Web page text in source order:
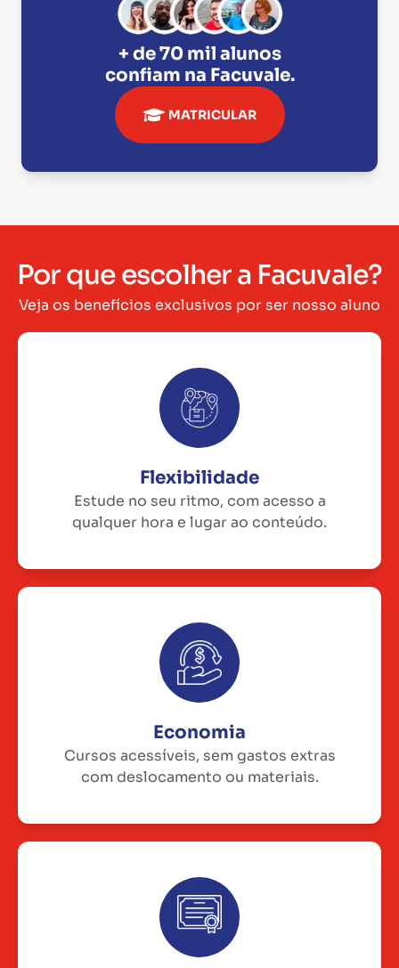
+ de 70 mil alunos
confiam na Facuvale.
MATRICULAR
Por que escolher a Facuvale?
Veja os benefícios exclusivos por ser nosso aluno
Flexibilidade
Estude no seu ritmo, com acesso a
qualquer hora e lugar ao conteúdo.
Economia
Cursos acessíveis, sem gastos extras
com deslocamento ou materiais.